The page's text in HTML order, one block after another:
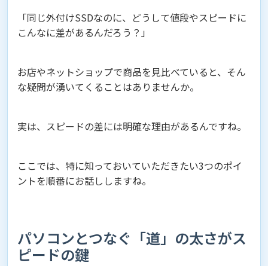
「同じ外付けSSDなのに、どうして値段やスピードに
こんなに差があるんだろう？」
お店やネットショップで商品を見比べていると、そん
な疑問が湧いてくることはありませんか。
実は、スピードの差には明確な理由があるんですね。
ここでは、特に知っておいていただきたい3つのポイ
ントを順番にお話ししますね。
パソコンとつなぐ「道」の太さがス
ピードの鍵